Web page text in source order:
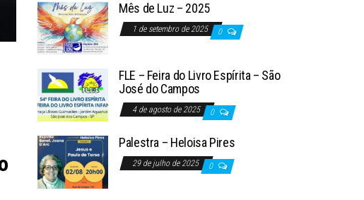
Mês de Luz – 2025
1 de setembro de 2025 0
FLE – Feira do Livro Espírita – São
José do Campos
4 de agosto de 2025 0
Palestra – Heloisa Pires
29 de julho de 2025 0